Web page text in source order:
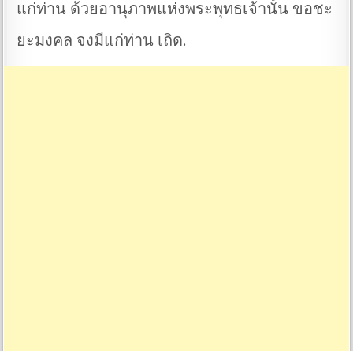
แก่ท่าน ด้วยอานุภาพแห่งพระพุทธเจ้านั้น ขอชะ
ยะมงคล จงมีแก่ท่าน เถิด.